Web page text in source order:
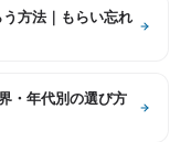
う方法｜もらい忘れ
・年代別の選び方